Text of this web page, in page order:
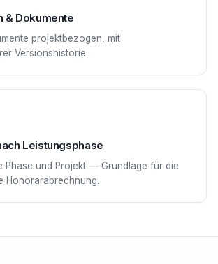
& Dokumente
projektbezogen, mit
Versionshistorie.
Leistungsphase
Phase und Projekt — Grundlage für die
Honorarabrechnung.